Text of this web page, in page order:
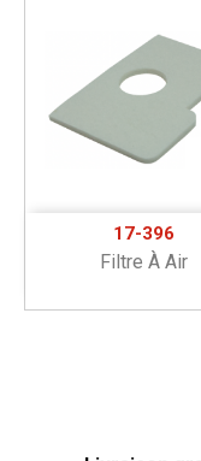
17-396
Filtre À Air